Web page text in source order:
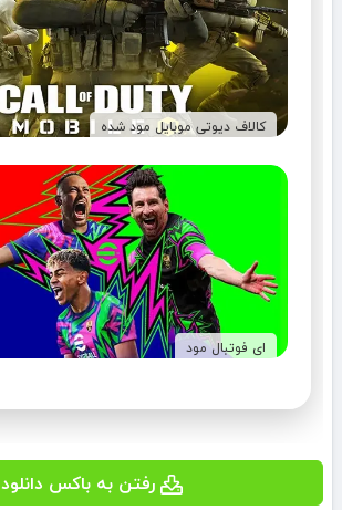
کالاف دیوتی موبایل مود شده
ای فوتبال مود
رفتن به باکس دانلود